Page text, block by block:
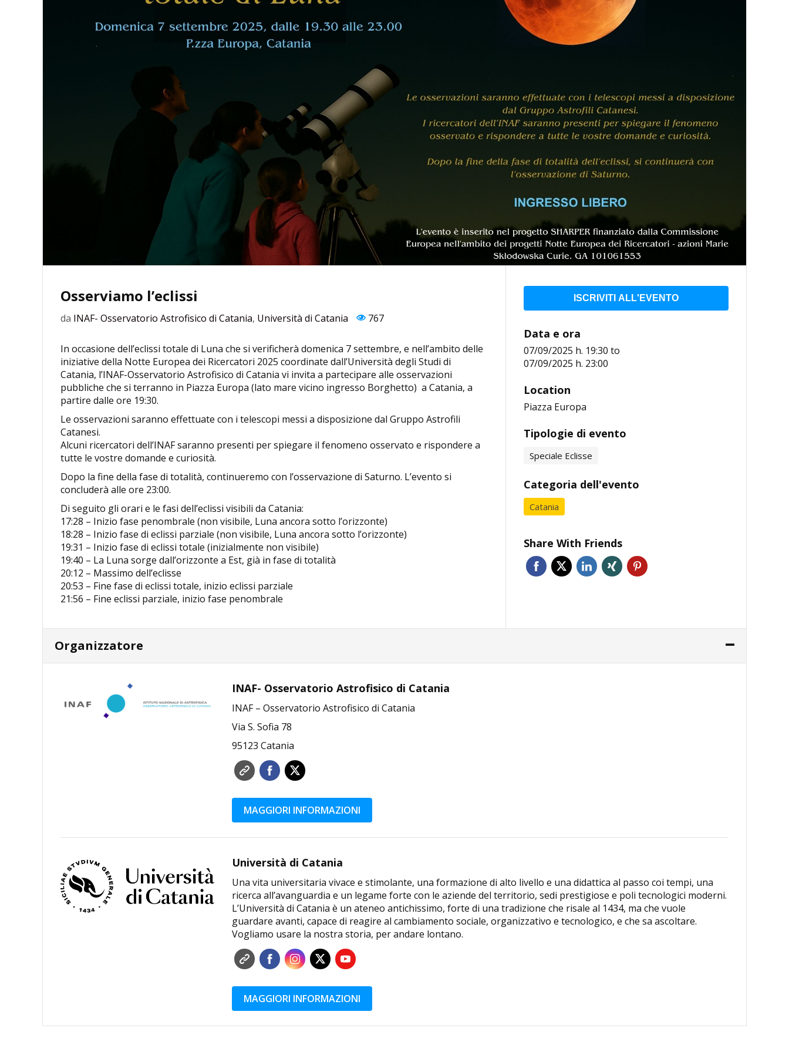
Osserviamo l’eclissi
da INAF- Osservatorio Astrofisico di Catania, Università di Catania 767
In occasione dell’eclissi totale di Luna che si verificherà domenica 7 settembre, e nell’ambito delle
iniziative della Notte Europea dei Ricercatori 2025 coordinate dall’Università degli Studi di
Catania, l’INAF-Osservatorio Astrofisico di Catania vi invita a partecipare alle osservazioni
pubbliche che si terranno in Piazza Europa (lato mare vicino ingresso Borghetto) a Catania, a
partire dalle ore 19:30.
Le osservazioni saranno effettuate con i telescopi messi a disposizione dal Gruppo Astrofili
Catanesi.
Alcuni ricercatori dell’INAF saranno presenti per spiegare il fenomeno osservato e rispondere a
tutte le vostre domande e curiosità.
Dopo la fine della fase di totalità, continueremo con l’osservazione di Saturno. L’evento si
concluderà alle ore 23:00.
Di seguito gli orari e le fasi dell’eclissi visibili da Catania:
17:28 – Inizio fase penombrale (non visibile, Luna ancora sotto l’orizzonte)
18:28 – Inizio fase di eclissi parziale (non visibile, Luna ancora sotto l’orizzonte)
19:31 – Inizio fase di eclissi totale (inizialmente non visibile)
19:40 – La Luna sorge dall’orizzonte a Est, già in fase di totalità
20:12 – Massimo dell’eclisse
20:53 – Fine fase di eclissi totale, inizio eclissi parziale
21:56 – Fine eclissi parziale, inizio fase penombrale
ISCRIVITI ALL'EVENTO
Data e ora
07/09/2025 h. 19:30 to
07/09/2025 h. 23:00
Location
Piazza Europa
Tipologie di evento
Speciale Eclisse
Categoria dell'evento
Catania
Share With Friends
Organizzatore
INAF- Osservatorio Astrofisico di Catania
INAF – Osservatorio Astrofisico di Catania
Via S. Sofia 78
95123 Catania
MAGGIORI INFORMAZIONI
Università di Catania
Una vita universitaria vivace e stimolante, una formazione di alto livello e una didattica al passo coi tempi, una
ricerca all’avanguardia e un legame forte con le aziende del territorio, sedi prestigiose e poli tecnologici moderni.
L’Università di Catania è un ateneo antichissimo, forte di una tradizione che risale al 1434, ma che vuole
guardare avanti, capace di reagire al cambiamento sociale, organizzativo e tecnologico, e che sa ascoltare.
Vogliamo usare la nostra storia, per andare lontano.
MAGGIORI INFORMAZIONI